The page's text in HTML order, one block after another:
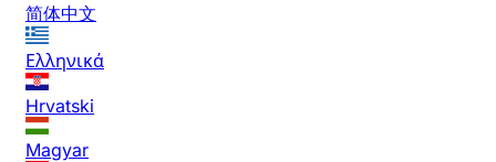
简体中文
Ελληνικά
Hrvatski
Magyar